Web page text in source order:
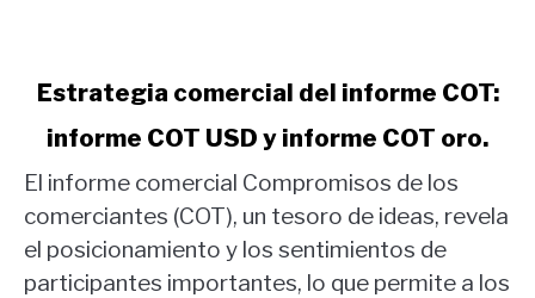
link
Estrategia
comercial
del
informe
COT:
informe
Estrategia comercial del informe COT:
informe COT USD y informe COT oro.
El informe comercial Compromisos de los
comerciantes (COT), un tesoro de ideas, revela
el posicionamiento y los sentimientos de
participantes importantes, lo que permite a los